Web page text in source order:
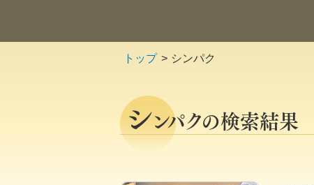
トップ シンパク
シンパクの検索結果